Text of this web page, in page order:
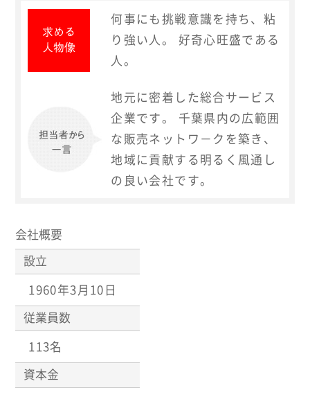
何事にも挑戦意識を持ち、粘
り強い人。 好奇心旺盛である
人。
地元に密着した総合サービス
企業です。 千葉県内の広範囲
な販売ネットワ－クを築き、
地域に貢献する明るく風通し
の良い会社です。
会社概要
設立
1960年3月10日
従業員数
113名
資本金